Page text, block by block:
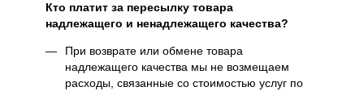
Кто платит за пересылку товара
надлежащего и ненадлежащего качества?
При возврате или обмене товара
надлежащего качества мы не возмещаем
расходы, связанные со стоимостью услуг по